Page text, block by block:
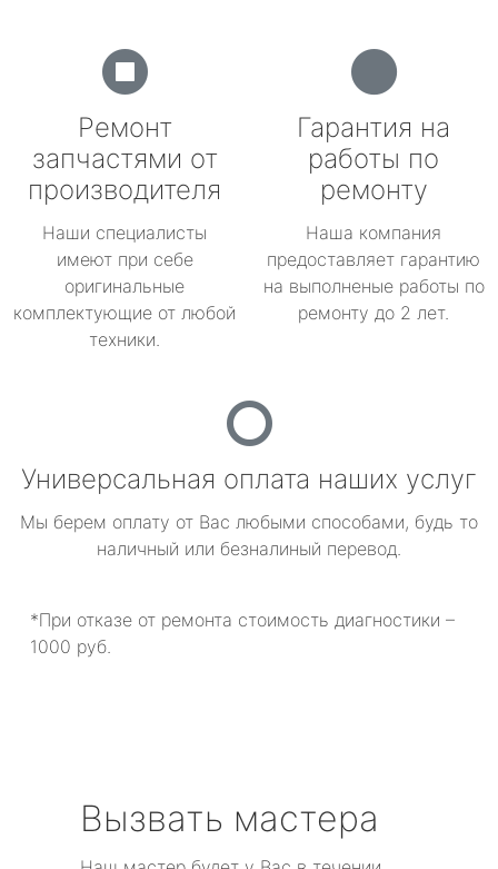
Ремонт
запчастями от
производителя
Наши специалисты
имеют при себе
оригинальные
комплектующие от любой
техники.
Гарантия на
работы по
ремонту
Наша компания
предоставляет гарантию
на выполненые работы по
ремонту до 2 лет.
Универсальная оплата наших услуг
Мы берем оплату от Вас любыми способами, будь то
наличный или безналиный перевод.
*При отказе от ремонта стоимость диагностики –
1000 руб.
Вызвать мастера